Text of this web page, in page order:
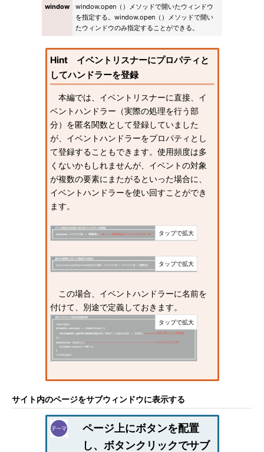
window
window.open（）メソッドで開いたウィンドウ
を指定する。window.open（）メソッドで開い
たウィンドウのみ指定することができる。
Hint イベントリスナーにプロパティと
してハンドラーを登録
本編では、イベントリスナーに直接、イ
ベントハンドラー（実際の処理を行う部
分）を匿名関数として登録していました
が、イベントハンドラーをプロパティとし
て登録することもできます。使用頻度は多
くないかもしれませんが、イベントの対象
が複数の要素にまたがるといった場合に、
イベントハンドラーを使い回すことができ
ます。
この場合、イベントハンドラーに名前を
付けて、別途で定義しておきます。
サイト内のページをサブウィンドウに表示する
ページ上にボタンを配置
し、ボタンクリックでサブ